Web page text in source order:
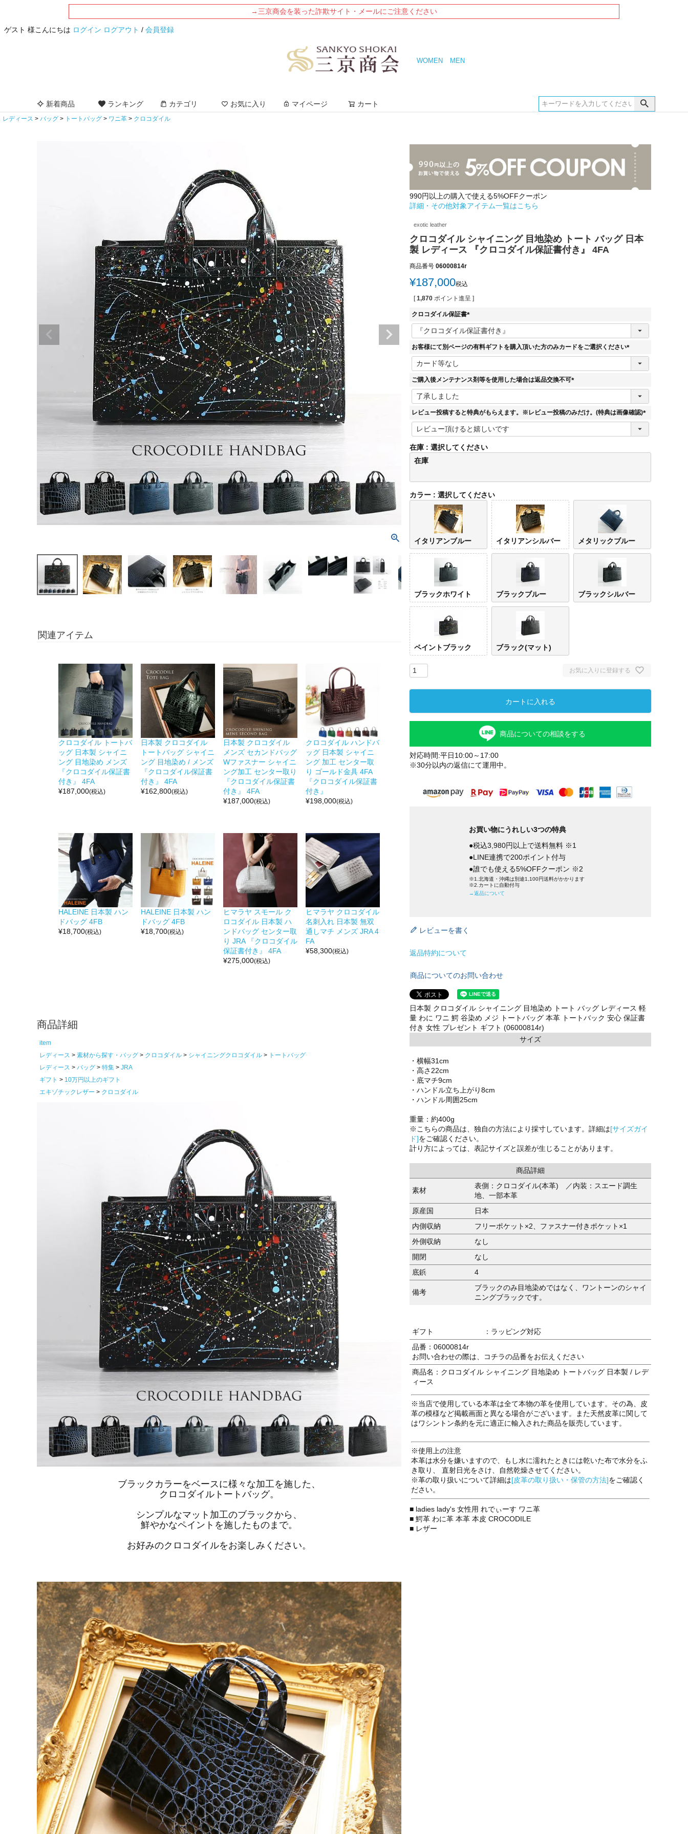
→三京商会を装った詐欺サイト・メールにご注意ください
ゲスト 様こんにちは ログイン ログアウト / 会員登録
WOMEN MEN
新着商品 ランキング カテゴリ お気に入り マイページ カート
レディース バッグ トートバッグ ワニ革 クロコダイル
イタリアン
ブルー
イタリアン
シルバー
メタリック
ブラックホ
関連アイテム
クロコダイル トートバ
ッグ 日本製 シャイニ
ング 目地染め メンズ
『クロコダイル保証書
付き』 4FA
¥187,000(税込)
日本製 クロコダイル
トートバッグ シャイニ
ング 目地染め / メンズ
『クロコダイル保証書
付き』 4FA
¥162,800(税込)
日本製 クロコダイル
メンズ セカンドバッグ
Wファスナー シャイニ
ング加工 センター取り
『クロコダイル保証書
付き』 4FA
¥187,000(税込)
クロコダイル ハンドバ
ッグ 日本製 シャイニ
ング 加工 センター取
り ゴールド金具 4FA
『クロコダイル保証書
付き』
¥198,000(税込)
HALEINE 日本製 ハン
ドバッグ 4FB
¥18,700(税込)
HALEINE 日本製 ハン
ドバッグ 4FB
¥18,700(税込)
ヒマラヤ スモール ク
ロコダイル 日本製 ハ
ンドバッグ センター取
り JRA 『クロコダイル
保証書付き』 4FA
¥275,000(税込)
ヒマラヤ クロコダイル
名刺入れ 日本製 無双
通しマチ メンズ JRA 4
FA
¥58,300(税込)
商品詳細
item
レディース
素材から探す・バッグ クロコダイル シャイニングクロコダイル
トートバッグ
レディース
バッグ 特集
JRA
ギフト
10万円以上のギフト
エキゾチックレザー
クロコダイル
ブラックカラーをベースに様々な加工を施した、
クロコダイルトートバッグ。
シンプルなマット加工のブラックから、
鮮やかなペイントを施したものまで。
お好みのクロコダイルをお楽しみください。
990円以上の購入で使える5%OFFクーポン
詳細・その他対象アイテム一覧はこちら
exotic leather
クロコダイル シャイニング 目地染め トート バッグ 日本
製 レディース 『クロコダイル保証書付き』 4FA
商品番号 06000814r
¥187,000税込
[ 1,870 ポイント進呈 ]
クロコダイル保証書
(
必
須
お客様にて別ページの有料ギフトを購入頂いた方のみカードをご選択ください
(
ご購入後メンテナンス剤等を使用した場合は返品交換不可
(
須
レビュー投稿すると特典がもらえます。※レビュー投稿のみだけ。(特典は画像確認)
(
)
在庫
選択してください
在庫
カラー 選択してください
イタリアンブルー イタリアンシルバー メタリックブルー
ブラックホワイト ブラックブルー ブラックシルバー
ペイントブラック ブラック(マット)
お気に入りに登録する
カートに入れる
商品についての相談をする
対応時間:平日10:00～17:00
※30分以内の返信にて運用中。
お買い物にうれしい3つの特典
●税込3,980円以上で送料無料 ※1
●LINE連携で200ポイント付与
●誰でも使える5%OFFクーポン ※2
※1.北海道・沖縄は別途1,100円送料がかかります
※2.カートに自動付与
→返品について
レビューを書く
返品特約について
商品についてのお問い合わせ
日本製 クロコダイル シャイニング 目地染め トート バッグ レディース 軽
量 わに ワニ 鰐 谷染め メジ トートバッグ 本革 トートバック 安心 保証書
付き 女性 プレゼント ギフト (06000814r)
サイズ
・横幅31cm
・高さ22cm
・底マチ9cm
・ハンドル立ち上がり8cm
・ハンドル周囲25cm
重量：約400g
※こちらの商品は、独自の方法により採寸しています。詳細は[サイズガイ
ド]をご確認ください。
計り方によっては、表記サイズと誤差が生じることがあります。
商品詳細
素材
表側：クロコダイル(本革) ／内装：スエード調生
地、一部本革
原産国
日本
内側収納
フリーポケット×2、ファスナー付きポケット×1
外側収納
なし
開閉
なし
底鋲
4
備考
ブラックのみ目地染めではなく、ワントーンのシャイ
ニングブラックです。
ギフト
：ラッピング対応
品番：06000814r
お問い合わせの際は、コチラの品番をお伝えください
商品名：クロコダイル シャイニング 目地染め トートバッグ 日本製 / レデ
ィース
※当店で使用している本革は全て本物の革を使用しています。その為、皮
革の模様など掲載画面と異なる場合がございます。また天然皮革に関して
はワシントン条約を元に適正に輸入された商品を販売しています。
※使用上の注意
本革は水分を嫌いますので、もし水に濡れたときには乾いた布で水分をふ
き取り、 直射日光をさけ、自然乾燥させてください。
※革の取り扱いについて詳細は[皮革の取り扱い・保管の方法]をご確認く
ださい。
■ ladies lady's 女性用 れでぃーす ワニ革
■ 鰐革 わに革 本革 本皮 CROCODILE
■ レザー